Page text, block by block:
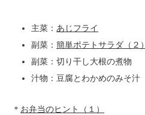
主菜：あじフライ
副菜：簡単ポテトサラダ（２）
副菜：切り干し大根の煮物
汁物：豆腐とわかめのみそ汁
＊ お弁当のヒント（１）